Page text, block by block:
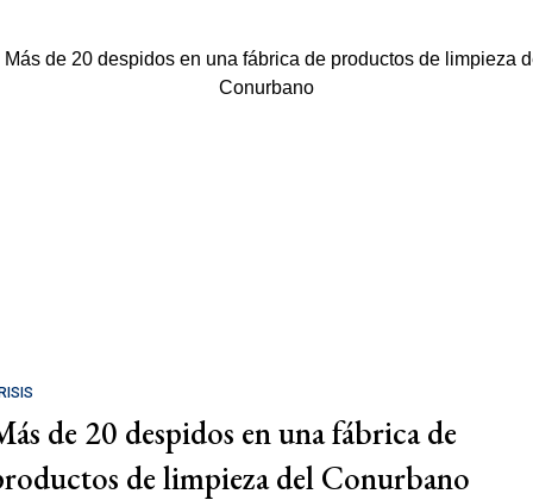
de 20 despidos en una fábrica de
de limpieza del Conurbano